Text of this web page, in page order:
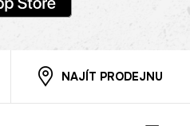
NAJÍT PRODEJNU